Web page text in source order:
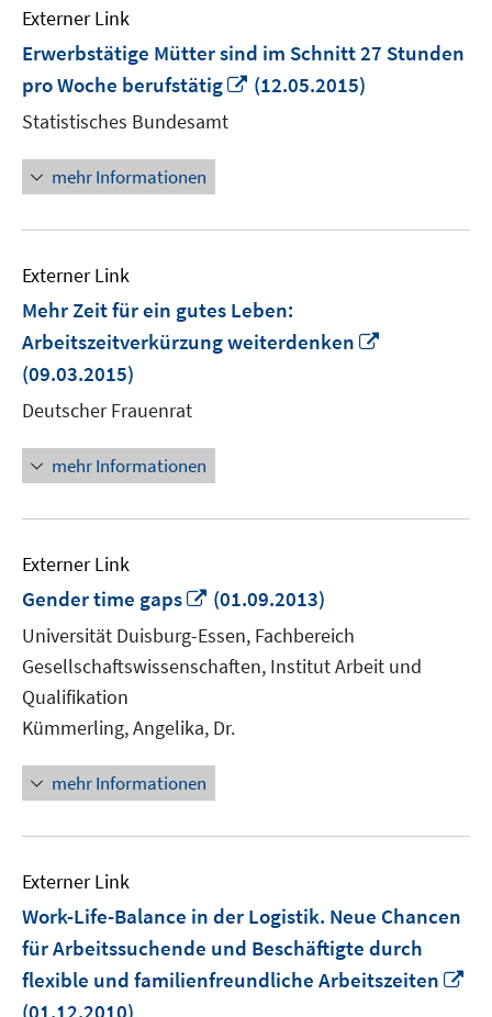
Externer Link
Erwerbstätige Mütter sind im Schnitt 27 Stunden
pro Woche berufstätig
In
(12.05.2015)
Statistisches Bundesamt
mehr Informationen
Externer Link
Mehr Zeit für ein gutes Leben:
Arbeitszeitverkürzung weiterdenken
(09.03.2015)
Deutscher Frauenrat
mehr Informationen
Externer Link
Gender time gaps
In
Fenster
öffnen
(01.09.2013)
Universität Duisburg-Essen, Fachbereich
Gesellschaftswissenschaften, Institut Arbeit und
Qualifikation
Kümmerling, Angelika, Dr.
mehr Informationen
Externer Link
Work-Life-Balance in der Logistik. Neue Chancen
für Arbeitssuchende und Beschäftigte durch
flexible und familienfreundliche Arbeitszeiten
(01.12.2010)